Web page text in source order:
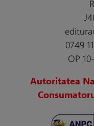
0749
OP
Autoritatea